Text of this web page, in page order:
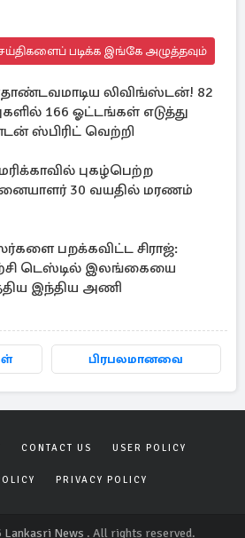
படிக்க இங்கே அழுத்தவும்
லிவிங்ஸ்டன்! 82
166 ஓட்டங்கள் எடுத்து
ஸ்பிரிட் வெற்றி
புகழ்பெற்ற
30 வயதில் மரணம்
பறக்கவிட்ட சிராஜ்:
டெஸ்டில் இலங்கையை
இந்திய அணி
பிரபலமானவை
CONTACT US USER POLICY
PRIVACY POLICY
Lankasri News . All rights reserved.